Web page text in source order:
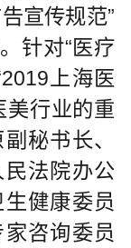
宣传规范”
针对“医疗
上海医
美行业的重
秘书长、
法院办公
健康委员
咨询委员